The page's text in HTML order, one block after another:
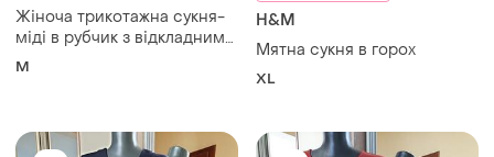
Жіноча трикотажна сукня-
міді в рубчик з відкладним
коміром поло та ґудзиками
M
H&M
Мятна сукня в горох
XL